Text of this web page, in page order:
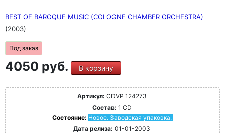
BEST OF BAROQUE MUSIC (COLOGNE CHAMBER ORCHESTRA)
(2003)
Под заказ
4050 руб. В корзину
Артикул: CDVP 124273
Состав: 1 CD
Состояние: Новое. Заводская упаковка.
Дата релиза: 01-01-2003